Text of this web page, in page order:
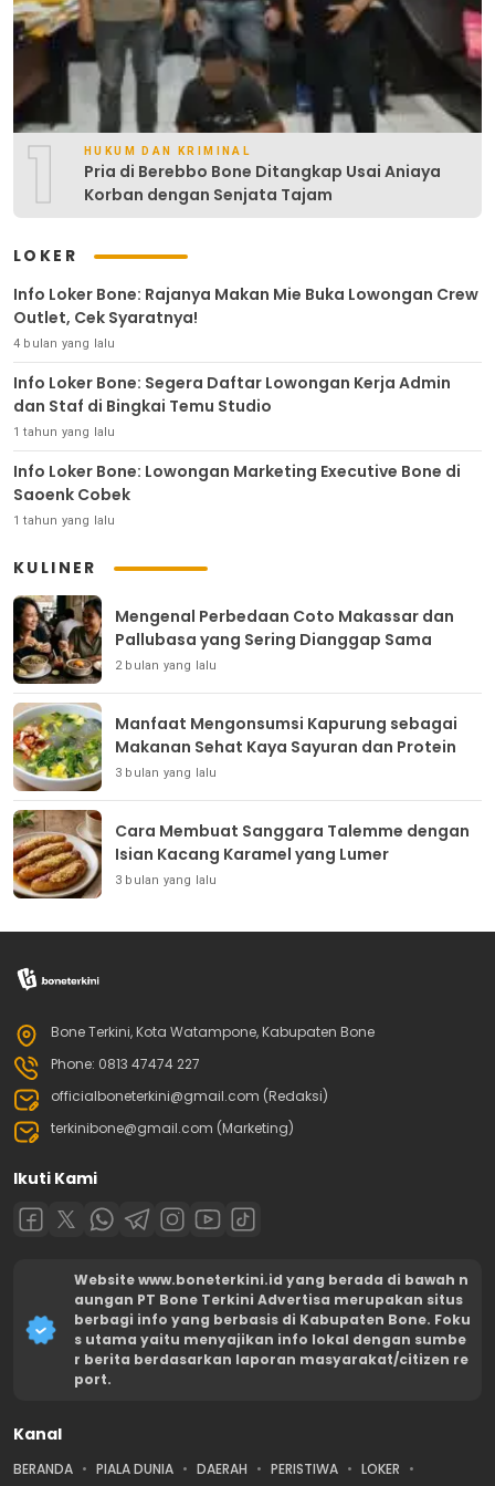
1 HUKUM DAN KRIMINAL
Pria di Berebbo Bone Ditangkap Usai Aniaya
Korban dengan Senjata Tajam
LOKER
Info Loker Bone: Rajanya Makan Mie Buka Lowongan Crew
Outlet, Cek Syaratnya!
4 bulan yang lalu
Info Loker Bone: Segera Daftar Lowongan Kerja Admin
dan Staf di Bingkai Temu Studio
1 tahun yang lalu
Info Loker Bone: Lowongan Marketing Executive Bone di
Saoenk Cobek
1 tahun yang lalu
KULINER
Mengenal Perbedaan Coto Makassar dan
Pallubasa yang Sering Dianggap Sama
2 bulan yang lalu
Manfaat Mengonsumsi Kapurung sebagai
Makanan Sehat Kaya Sayuran dan Protein
3 bulan yang lalu
Cara Membuat Sanggara Talemme dengan
Isian Kacang Karamel yang Lumer
3 bulan yang lalu
Bone Terkini, Kota Watampone, Kabupaten Bone
Phone: 0813 47474 227
officialboneterkini@gmail.com (Redaksi)
terkinibone@gmail.com (Marketing)
Ikuti Kami
Website www.boneterkini.id yang berada di bawah n
aungan PT Bone Terkini Advertisa merupakan situs
berbagi info yang berbasis di Kabupaten Bone. Foku
s utama yaitu menyajikan info lokal dengan sumbe
r berita berdasarkan laporan masyarakat/citizen re
port.
Kanal
BERANDA PIALA DUNIA DAERAH PERISTIWA
LOKER